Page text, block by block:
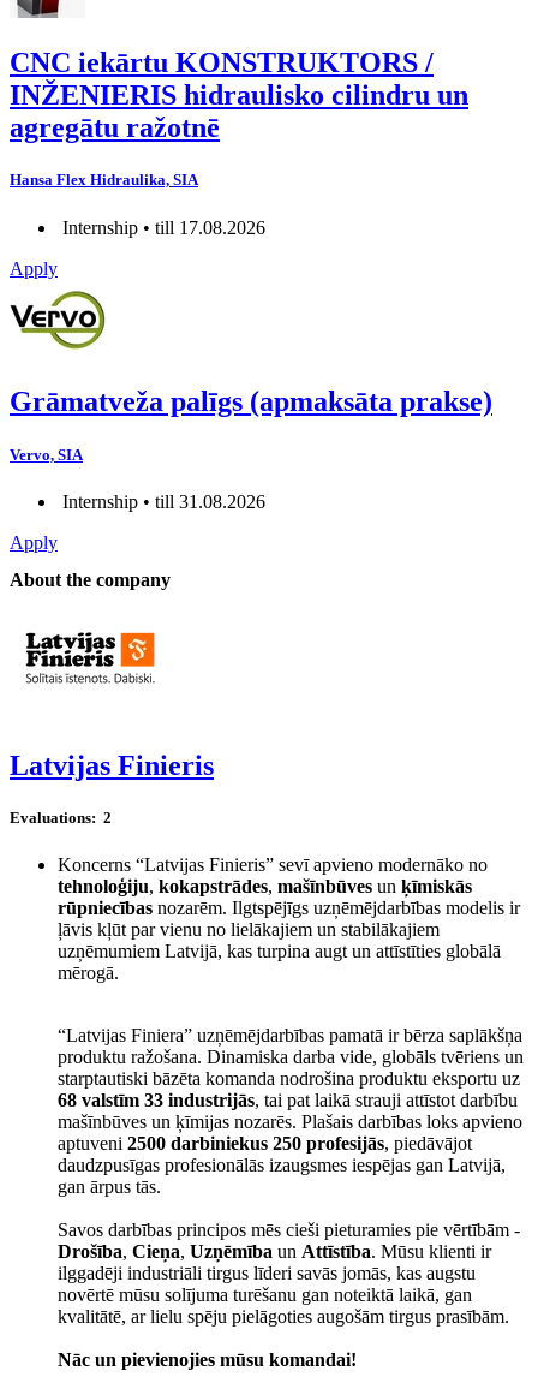
CNC iekārtu KONSTRUKTORS /
INŽENIERIS hidraulisko cilindru un
agregātu ražotnē
Hansa Flex Hidraulika, SIA
Internship • till 17.08.2026
Apply
Grāmatveža palīgs (apmaksāta prakse)
Vervo, SIA
Internship • till 31.08.2026
Apply
About the company
Latvijas Finieris
Evaluations: 2
Koncerns “Latvijas Finieris” sevī apvieno modernāko no
tehnoloģiju, kokapstrādes, mašīnbūves un ķīmiskās
rūpniecības nozarēm. Ilgtspējīgs uzņēmējdarbības modelis ir
ļāvis kļūt par vienu no lielākajiem un stabilākajiem
uzņēmumiem Latvijā, kas turpina augt un attīstīties globālā
mērogā.
“Latvijas Finiera” uzņēmējdarbības pamatā ir bērza saplākšņa
produktu ražošana. Dinamiska darba vide, globāls tvēriens un
starptautiski bāzēta komanda nodrošina produktu eksportu uz
68 valstīm 33 industrijās, tai pat laikā strauji attīstot darbību
mašīnbūves un ķīmijas nozarēs. Plašais darbības loks apvieno
aptuveni 2500 darbiniekus 250 profesijās, piedāvājot
daudzpusīgas profesionālās izaugsmes iespējas gan Latvijā,
gan ārpus tās.
Savos darbības principos mēs cieši pieturamies pie vērtībām -
Drošība, Cieņa, Uzņēmība un Attīstība. Mūsu klienti ir
ilggadēji industriāli tirgus līderi savās jomās, kas augstu
novērtē mūsu solījuma turēšanu gan noteiktā laikā, gan
kvalitātē, ar lielu spēju pielāgoties augošām tirgus prasībām.
Nāc un pievienojies mūsu komandai!